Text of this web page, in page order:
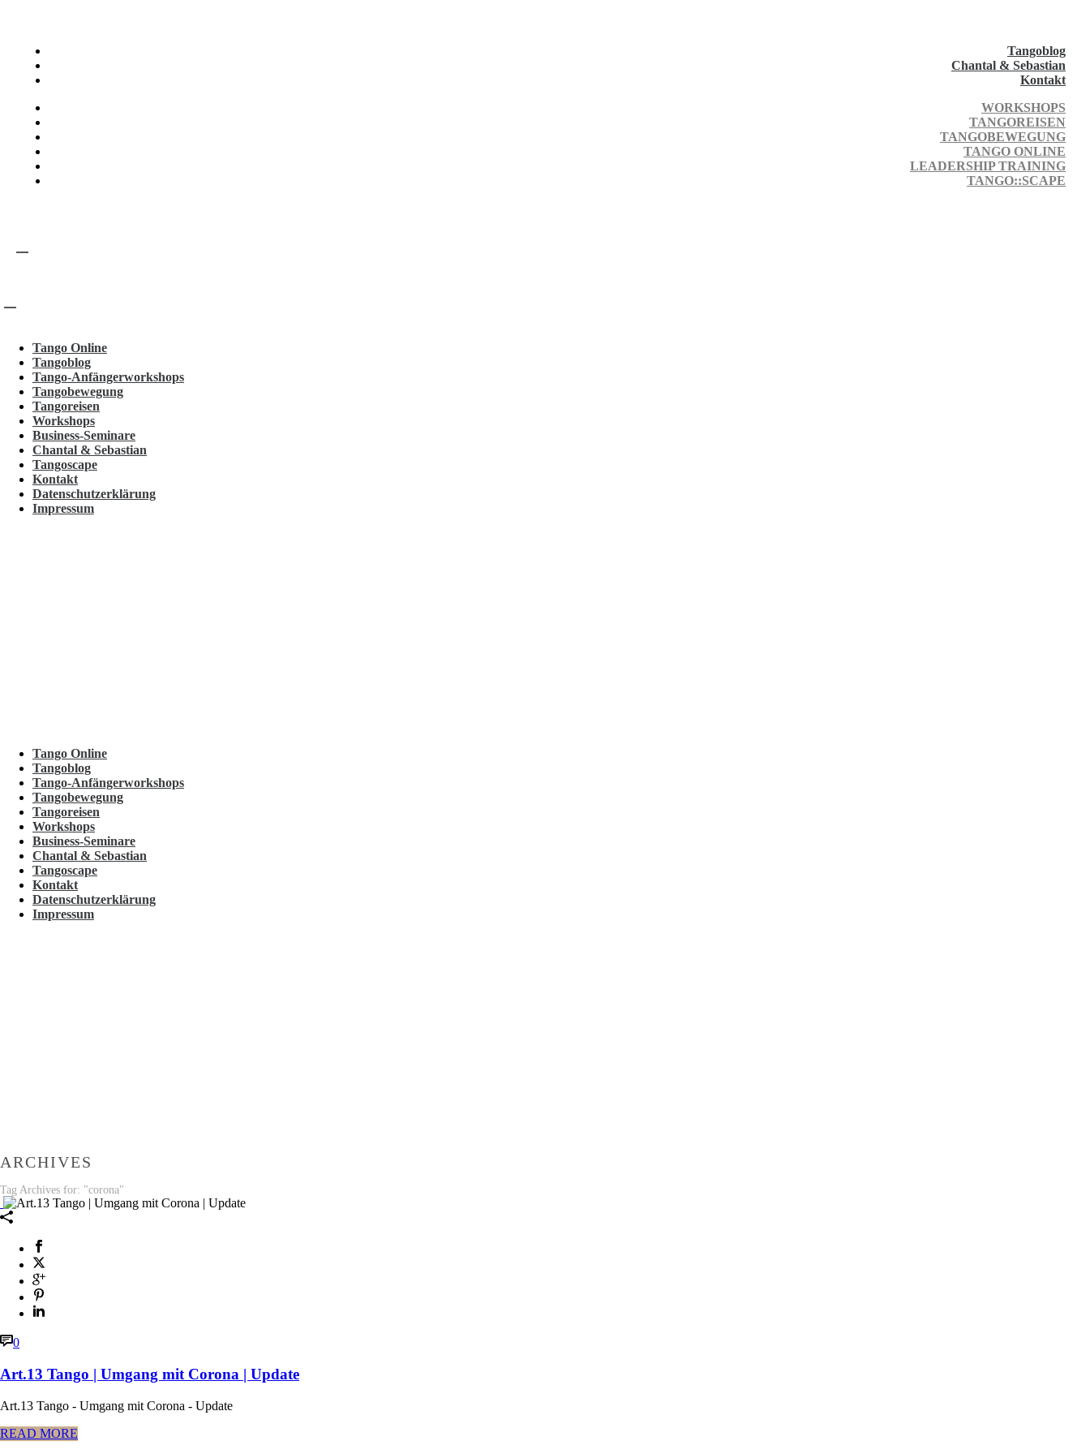
Tangoblog
Chantal & Sebastian
Kontakt
WORKSHOPS
TANGOREISEN
TANGOBEWEGUNG
TANGO ONLINE
LEADERSHIP TRAINING
TANGO::SCAPE
Tango Online
Tangoblog
Tango-Anfängerworkshops
Tangobewegung
Tangoreisen
Workshops
Business-Seminare
Chantal & Sebastian
Tangoscape
Kontakt
Datenschutzerklärung
Impressum
Tango Online
Tangoblog
Tango-Anfängerworkshops
Tangobewegung
Tangoreisen
Workshops
Business-Seminare
Chantal & Sebastian
Tangoscape
Kontakt
Datenschutzerklärung
Impressum
ARCHIVES
Tag Archives for: "corona"
0
Art.13 Tango | Umgang mit Corona | Update
Art.13 Tango - Umgang mit Corona - Update
READ MORE